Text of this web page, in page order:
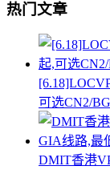
热门文章
可选CN2/
DMIT香港